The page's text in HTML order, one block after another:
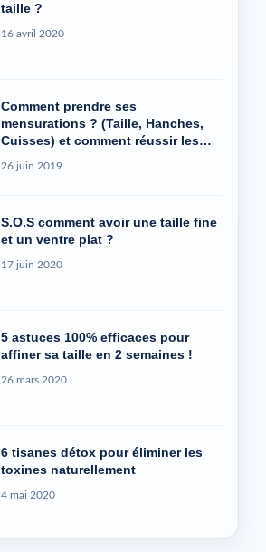
taille ?
16 avril 2020
Comment prendre ses
mensurations ? (Taille, Hanches,
Cuisses) et comment réussir les
photos Avant/Après
26 juin 2019
S.O.S comment avoir une taille fine
et un ventre plat ?
17 juin 2020
5 astuces 100% efficaces pour
affiner sa taille en 2 semaines !
26 mars 2020
6 tisanes détox pour éliminer les
toxines naturellement
4 mai 2020